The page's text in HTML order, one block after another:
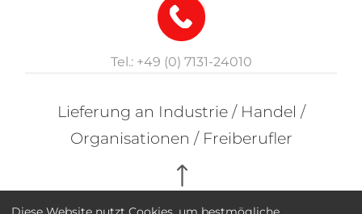
Tel.: +49 (0) 7131-24010
Lieferung an Industrie / Handel /
Organisationen / Freiberufler